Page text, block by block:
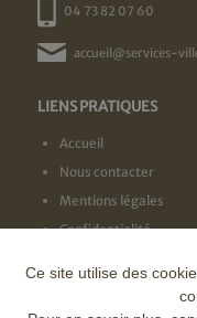
04 73 82 07 60
accueil@services-
LIENS PRATIQUES
Accueil
Nous contacter
Mentions légales
Confidentialité
NOS LABELS
Ce site utilise des